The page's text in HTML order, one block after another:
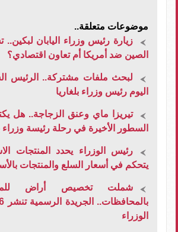
موضوعات متعلقة..
زيارة رئيس وزراء اليابان
الصين ضد أمريكا أم تعاون اقتصادي؟
لبحث ملفات مشتركة.. الرئيس
اليوم رئيس وزراء بلغاريا
تيريزا ماي وعنق الزجاجة.. هل
السطور الأخيرة في رحلة رئيسة وزراء
رئيس الوزراء يحدد المنتجات
يتحكم في أسعار السلع والمنتجات
شملت تخصيص أراض
الوزراء